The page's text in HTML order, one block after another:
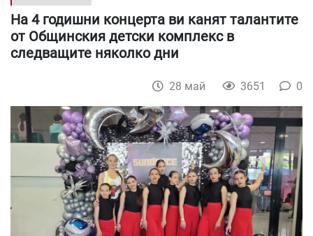
На 4 годишни концерта ви канят талантите
от Общинския детски комплекс в
следващите няколко дни
28 май 3651 0